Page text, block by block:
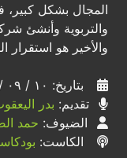
المجال بشكل كبير،
والتربوية وأنشئ
والأخير هو استقرار
بتاريخ: ١٠ / ٠٩ / ٢٠٢٥
تقديم: بدر
الضيوف: حمد
الكاست: